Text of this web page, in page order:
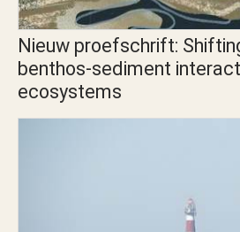
Nieuw proefschrift:
benthos-sediment
ecosystems